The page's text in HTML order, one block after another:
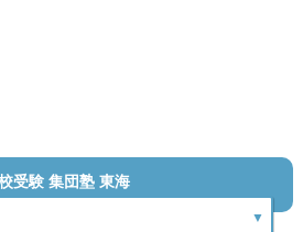
受験 集団塾 東海